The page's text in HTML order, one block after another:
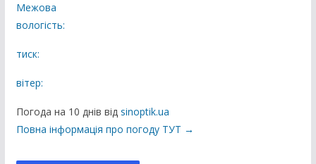
л
і
к
ц
Межова
вологість:
тиск:
вітер:
Погода на 10 днів від sinoptik.ua
Повна інформація про погоду ТУТ →